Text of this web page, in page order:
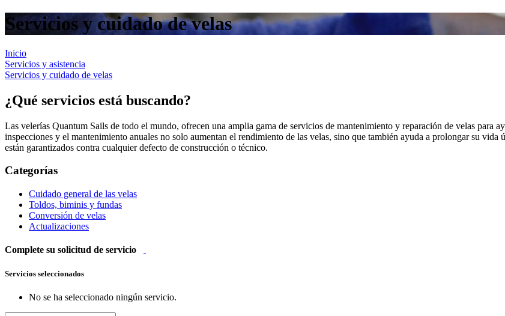
Servicios y cuidado de velas
Inicio
Servicios y asistencia
Servicios y cuidado de velas
¿Qué servicios está buscando?
Las velerías Quantum Sails de todo el mundo, ofrecen una amplia gama de servicios de mantenimiento y reparación de velas para
inspecciones y el mantenimiento anuales no solo aumentan el rendimiento de las velas, sino que también ayuda a prolongar su
están garantizados contra cualquier defecto de construcción o técnico.
Categorías
Cuidado general de las velas
Toldos, biminis y fundas
Conversión de velas
Actualizaciones
Complete su solicitud de servicio
Servicios seleccionados
No se ha seleccionado ningún servicio.